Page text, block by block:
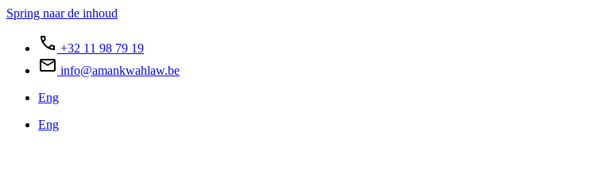
Spring naar de inhoud
+32 11 98 79 19
info@amankwahlaw.be
Eng
Eng